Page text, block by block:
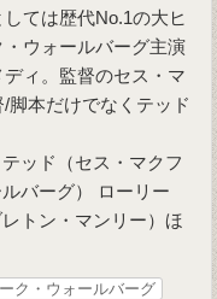
ては歴代No.1の大ヒ
ウォールバーグ主演
ィ。監督のセス・マ
脚本だけでなくテッド
ッド（セス・マクフ
バーグ） ローリー
トン・マンリー）ほ
ク・ウォールバーグ